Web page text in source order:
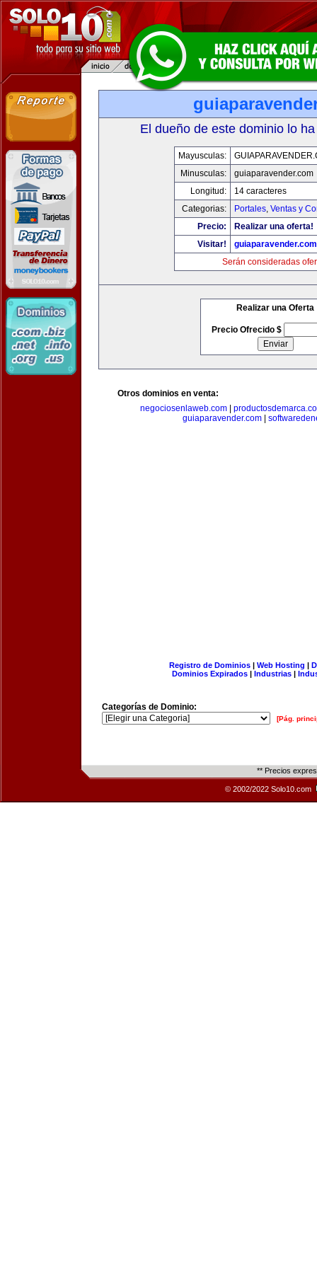
El dueño de este dominio lo
Mayusculas:
Minusculas:
guiaparavender.com
Longitud:
14 caracteres
Categorias:
Portales, Ventas y
Precio:
Realizar una oferta!
Visitar!
guiaparavender.com
Serán consideradas
Realizar una Oferta
Precio Ofrecido $
Otros dominios en venta:
negociosenlaweb.com
guiaparavender.com|
Registro de Dominios| Web Hosting |
Dominios Expirados | Industrias |
Categorías de Dominio:
[Pág.
** Precios
© 2002/2022 Solo10.com